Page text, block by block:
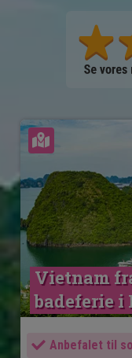
Vietnam
badeferie i
Anbefalet til